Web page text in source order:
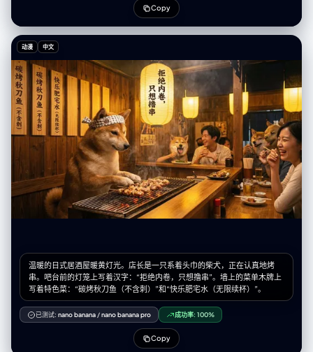
Copy
动漫 中文
温暖的日式居酒屋暖黄灯光。店长是一只系着头巾的柴犬，正在认真地烤
串。吧台前的灯笼上写着汉字：“拒绝内卷，只想撸串”。墙上的菜单木牌上
写着特色菜：“碳烤秋刀鱼（不含刺）”和“快乐肥宅水（无限续杯）”。
已测试: nano banana /nano banana pro 成功率: 100%
Copy